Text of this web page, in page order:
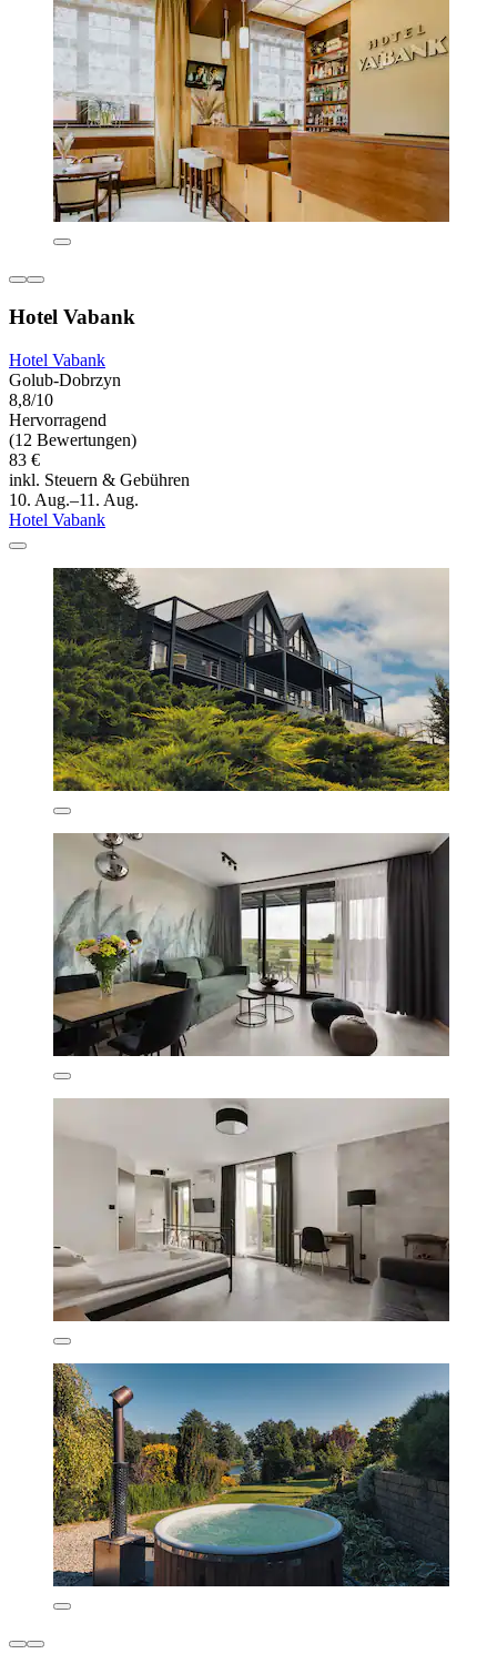
Hotel Vabank
Hotel Vabank
Golub-Dobrzyn
8,8/10
Hervorragend
(12 Bewertungen)
83 €
inkl. Steuern & Gebühren
10. Aug.–11. Aug.
Hotel Vabank